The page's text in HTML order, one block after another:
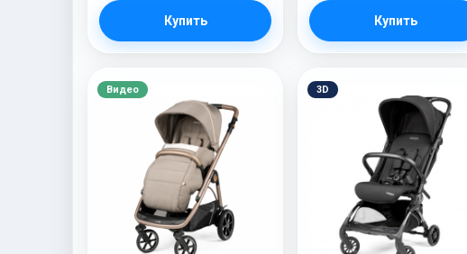
Купить Купить
Видео 3D